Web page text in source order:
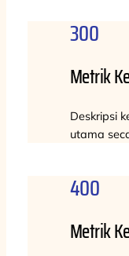
300
Metrik
Deskripsi
utama
400
Metrik